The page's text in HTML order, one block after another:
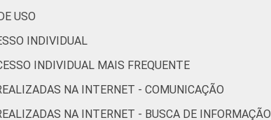
62 55 61
78 35 56 55
USO
INDIVIDUAL
INDIVIDUAL MAIS FREQUENTE
NA INTERNET - COMUNICAÇÃO
NA INTERNET - BUSCA DE INFORMAÇÃO